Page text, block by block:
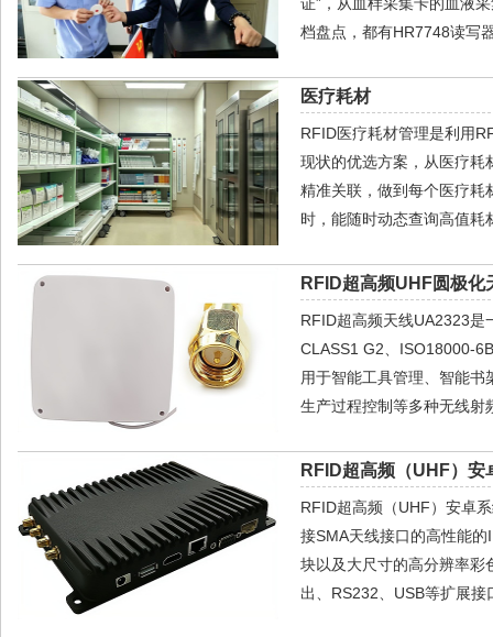
档盘点，都有HR7748读写
医疗耗材
RFID医疗耗材管理是利用
现状的优选方案，从医疗耗
精准关联，做到每个医疗耗
时，能随时动态查询高值耗
RFID超高频UHF圆极化
RFID超高频天线UA2323是
CLASS1 G2、ISO18000-
用于智能工具管理、智能
生产过程控制等多种无线射
RFID超高频（UHF）
RFID超高频（UHF）安卓
接SMA天线接口的高性能
块以及大尺寸的高分辨率彩
出、RS232、USB等扩展